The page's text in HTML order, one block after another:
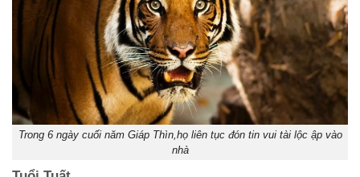
Trong 6 ngày cuối năm Giáp Thìn,họ liên tục đón tin vui tài lộc ập vào
nhà